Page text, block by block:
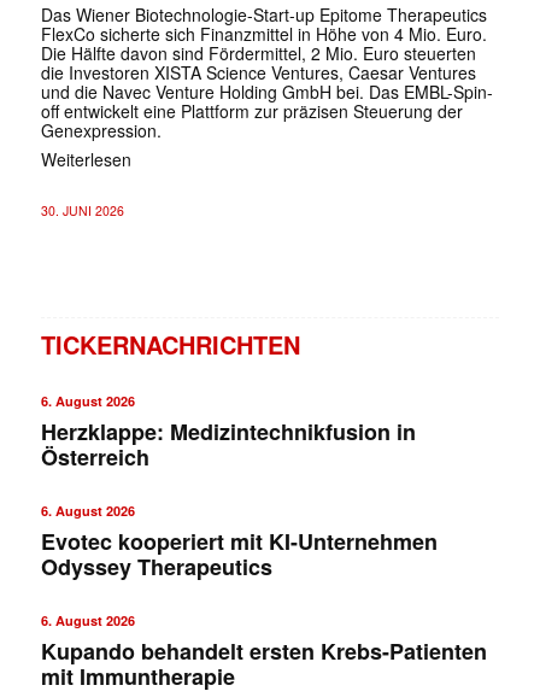
Das Wiener Biotechnologie-Start-up Epitome Therapeutics
FlexCo sicherte sich Finanzmittel in Höhe von 4 Mio. Euro.
Die Hälfte davon sind Fördermittel, 2 Mio. Euro steuerten
die Investoren XISTA Science Ventures, Caesar Ventures
und die Navec Venture Holding GmbH bei. Das EMBL-Spin-
off entwickelt eine Plattform zur präzisen Steuerung der
Genexpression.
Weiterlesen
30. JUNI 2026
TICKERNACHRICHTEN
6. August 2026
Herzklappe: Medizintechnikfusion in
Österreich
6. August 2026
Evotec kooperiert mit KI-Unternehmen
Odyssey Therapeutics
6. August 2026
Kupando behandelt ersten Krebs-Patienten
mit Immuntherapie